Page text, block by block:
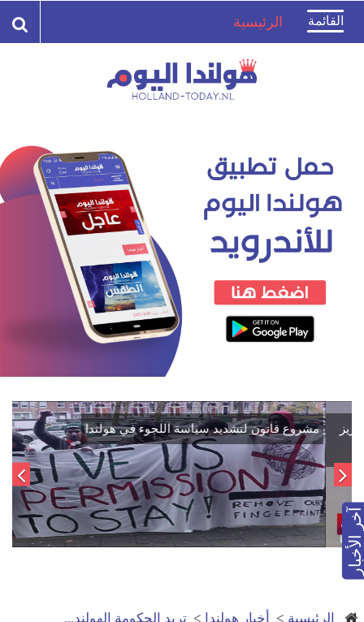
Toggle
navigation
القائمة الرئيسية
آخر الأخبار
اتفاق تاريخي: دمج "قسد" في مؤسسات الدولة السورية لتعزيز
الوحدة الوطنية
الرئيسية > أخبار هولندا > تريد الحكومة الهولند...